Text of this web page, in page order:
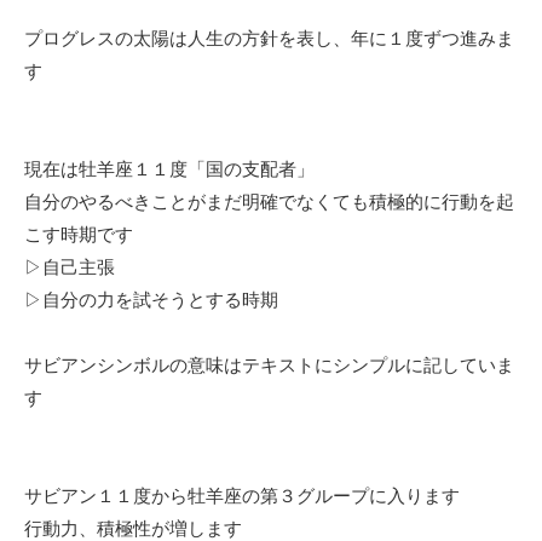
プログレスの太陽は人生の方針を表し、年に１度ずつ進みま
す
現在は牡羊座１１度「国の支配者」
自分のやるべきことがまだ明確でなくても積極的に行動を起
こす時期です
▷自己主張
▷自分の力を試そうとする時期
サビアンシンボルの意味はテキストにシンプルに記していま
す
サビアン１１度から牡羊座の第３グループに入ります
行動力、積極性が増します